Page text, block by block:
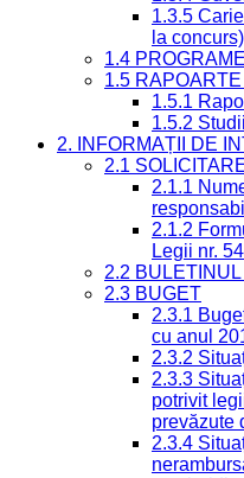
1.3.5
la concurs)
1.4
1.5 RAPOARTE
1.5.1
1.5.2
2. INFORMAȚII DE
2.1
2.1.1
2.1.2
Legii nr.
2.2
2.3 BUGET
2.3.1
cu anul
2.3.2
2.3.3
potrivit
prevăzute
2.3.4